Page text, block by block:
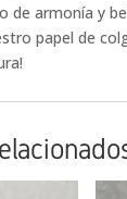
de armonía y
papel de